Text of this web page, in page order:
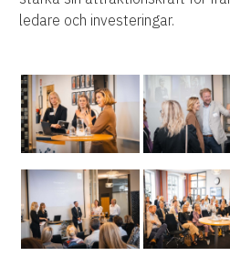
ledare och investeringar.